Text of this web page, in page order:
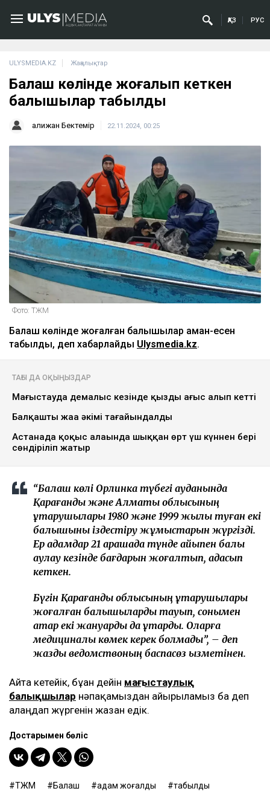
ҚАЗ РУС
ULYSMEDIA.KZ Жаңалықтар
Балқаш көлінде жоғалып кеткен
балықшылар табылды
Қалижан Бектемір 22.11.2024, 00:25
Фото: ТЖМ
Балқаш көлінде жоғалған балықшылар аман-есен
табылды, деп хабарлайды Ulysmedia.kz.
ТАҒЫ ДА ОҚЫҢЫЗДАР
Маңғыстауда демалыс кезінде қызды ағыс алып кетті
Балқаштың жаңа әкімі тағайындалды
Астанада қоқыс алаңында шыққан өрт үш күннен бері
сөндіріліп жатыр
“Балқаш көлі Орлинка түбегі ауданында
Қарағанды және Алматы облысының
құтқарушылары 1980 және 1999 жылы туған екі
балықшыны іздестіру жұмыстарын жүргізді.
Ер адамдар 21 қарашада түнде қайықпен балық
аулау кезінде бағдарын жоғалтып, адасып
кеткен.
Бүгін Қарағанды облысының құтқарушылары
жоғалған балықшыларды тауып, сонымен
қатар екі жануарды да құтқарды. Оларға
медициналық көмек керек болмады”, – деп
жазды ведомствоның баспасөз қызметінен.
Айта кетейік, бұған дейін маңғыстаулық
балықшылар нәпақамыздан айырыламыз ба деп
алаңдап жүргенін жазған едік.
Достарыңмен бөліс
ТЖМ Балқаш адам жоғалды
табылды